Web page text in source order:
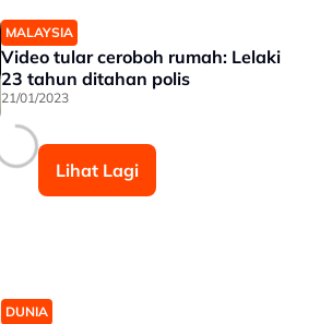
MALAYSIA
Video tular ceroboh rumah: Lelaki
23 tahun ditahan polis
21/01/2023
Lihat Lagi
DUNIA